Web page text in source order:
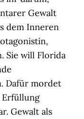
Gewalt
dem Inneren
Sie will Florida
Dafür mordet
Erfüllung
Gewalt als